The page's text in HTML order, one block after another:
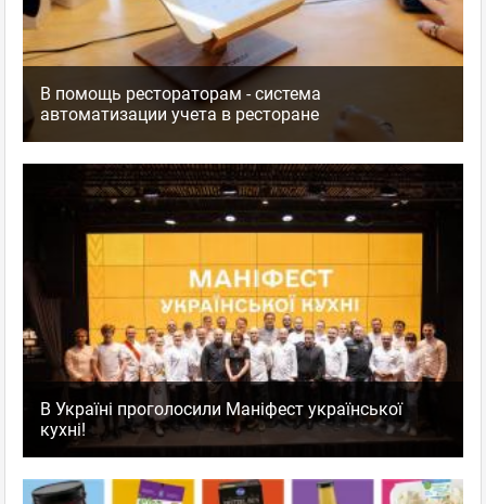
В помощь рестораторам - система
автоматизации учета в ресторане
В Україні проголосили Маніфест української
кухні!